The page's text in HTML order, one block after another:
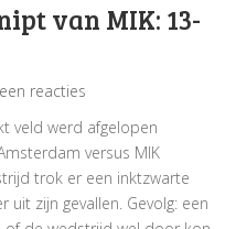
van MIK: 13-
reacties
veld werd afgelopen
versus MIK
trok er een inktzwarte
zijn gevallen. Gevolg: een